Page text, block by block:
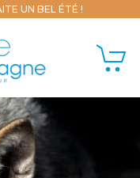
UN BEL ÉTÉ !